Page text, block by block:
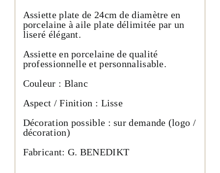
Assiette plate de 24cm de diamètre en
porcelaine à aile plate délimitée par un
liseré élégant.
Assiette en porcelaine de qualité
professionnelle et personnalisable.
Couleur : Blanc
Aspect / Finition : Lisse
Décoration possible : sur demande (logo /
décoration)
Fabricant: G. BENEDIKT